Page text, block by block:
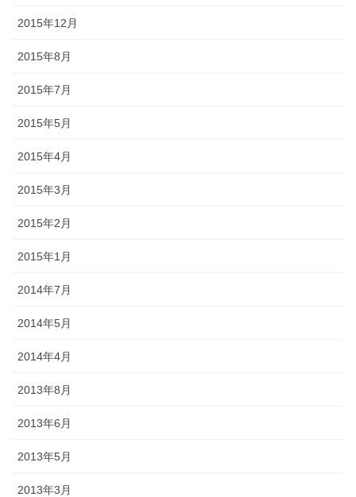
2015年12月
2015年8月
2015年7月
2015年5月
2015年4月
2015年3月
2015年2月
2015年1月
2014年7月
2014年5月
2014年4月
2013年8月
2013年6月
2013年5月
2013年3月